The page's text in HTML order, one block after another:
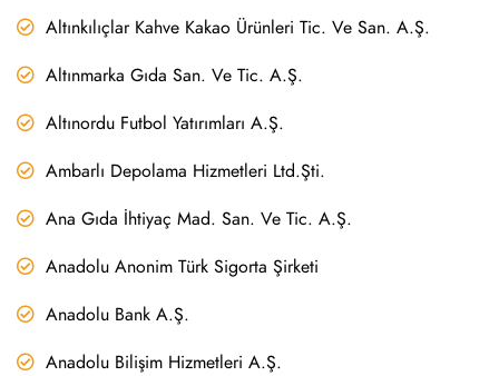
Altınkılıçlar Kahve Kakao Ürünleri Tic. Ve San. A.Ş.
Altınmarka Gıda San. Ve Tic. A.Ş.
Altınordu Futbol Yatırımları A.Ş.
Ambarlı Depolama Hizmetleri Ltd.Şti.
Ana Gıda İhtiyaç Mad. San. Ve Tic. A.Ş.
Anadolu Anonim Türk Sigorta Şirketi
Anadolu Bank A.Ş.
Anadolu Bilişim Hizmetleri A.Ş.